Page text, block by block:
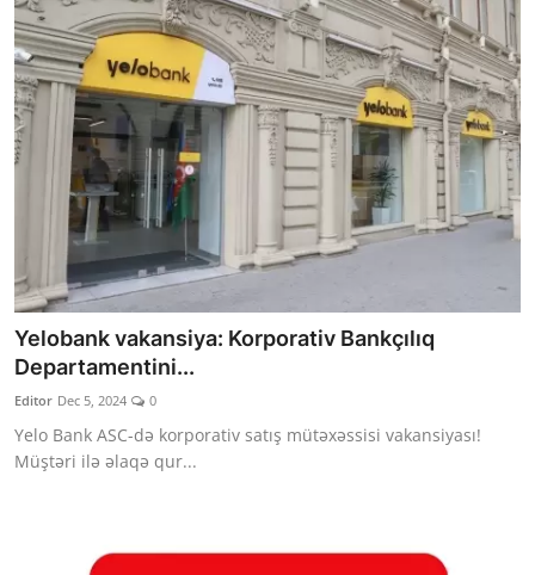
Yelobank vakansiya: Korporativ Bankçılıq
Departamentini...
Editor Dec 5, 2024 0
Yelo Bank ASC-də korporativ satış mütəxəssisi vakansiyası!
Müştəri ilə əlaqə qur...